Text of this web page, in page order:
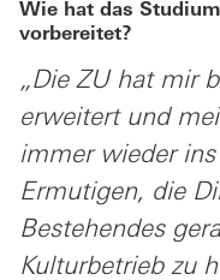
Wie hat das
vorbereitet?
„Die ZU hat mir
erweitert und
immer wieder
Ermutigen, die
Bestehendes
Kulturbetrieb zu